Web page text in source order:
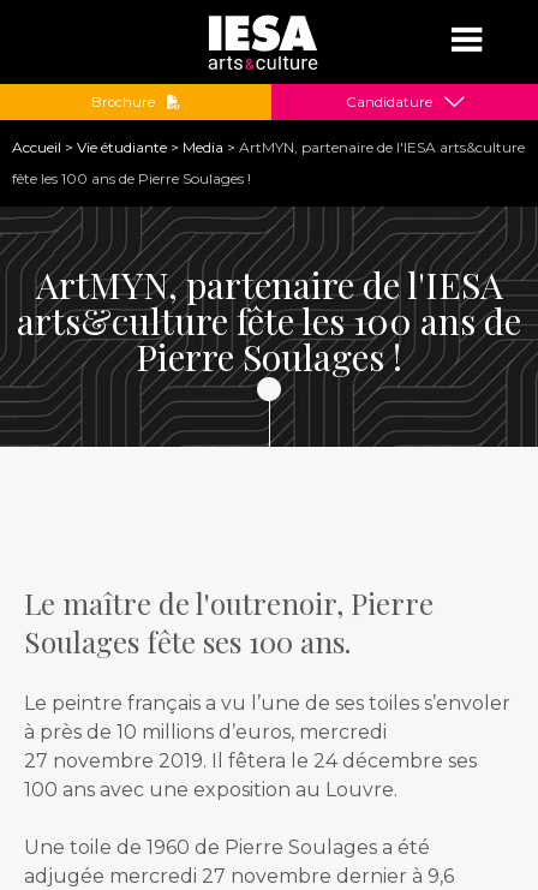
Jump to navigation
Vous
êtes
ici
Accueil > Vie étudiante > Media > ArtMYN, partenaire de l'IESA arts&culture
fête les 100 ans de Pierre Soulages !
ArtMYN, partenaire de l'IESA
arts&culture fête les 100 ans de
Pierre Soulages !
Le maître de l'outrenoir, Pierre
Soulages fête ses 100 ans.
Le peintre français a vu l’une de ses toiles s’envoler
à près de 10 millions d’euros, mercredi
27 novembre 2019. Il fêtera le 24 décembre ses
100 ans avec une exposition au Louvre.
Une toile de 1960 de Pierre Soulages a été
adjugée mercredi 27 novembre dernier à 9,6
Brochure Candidature